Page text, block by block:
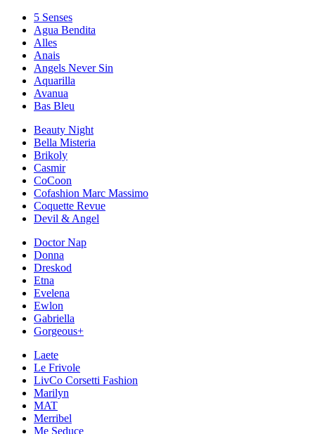
5 Senses
Agua Bendita
Alles
Anais
Angels Never Sin
Aquarilla
Avanua
Bas Bleu
Beauty Night
Bella Misteria
Brikoly
Casmir
CoCoon
Cofashion Marc Massimo
Coquette Revue
Devil & Angel
Doctor Nap
Donna
Dreskod
Etna
Evelena
Ewlon
Gabriella
Gorgeous+
Laete
Le Frivole
LivCo Corsetti Fashion
Marilyn
MAT
Merribel
Me Seduce